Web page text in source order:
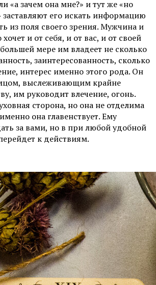
«а зачем она мне?» и тут же «но
заставляют его искать информацию
из поля своего зрения. Мужчина и
хочет и от себя, и от вас, и от своей
мере им владеет не сколько
заинтересованность, сколько
интерес именно этого рода. Он
выслеживающим крайне
им руководит влечение, огонь.
сторона, но она не отделима
она главенствует. Ему
за вами, но в при любой удобной
к действиям.